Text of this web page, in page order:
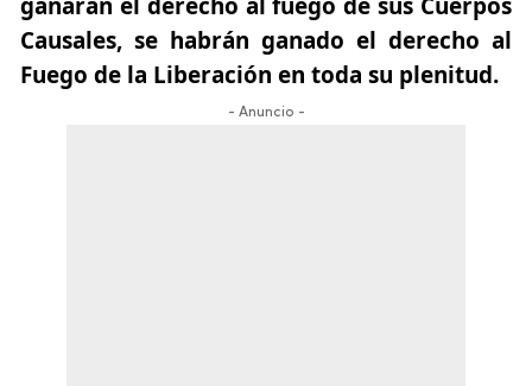
Causales, se habrán ganado el derecho al
Fuego de la Liberación en toda su plenitud.
- Anuncio -